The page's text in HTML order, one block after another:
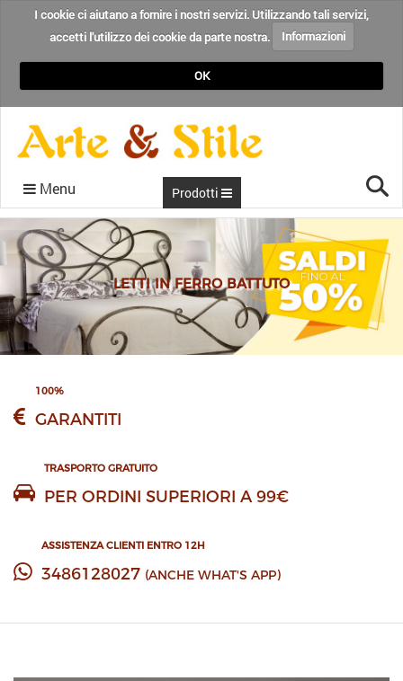
I cookie ci aiutano a fornire i nostri servizi. Utilizzando tali servizi,
accetti l'utilizzo dei cookie da parte nostra.
Informazioni
OK
Menu
HOME
CHI SIAMO
CONTATTI
BLOG
CONDIZIONI
RECENSIONI
Prodotti
LETTI IN FERRO BATTUTO
100%
GARANTITI
TRASPORTO GRATUITO
PER ORDINI SUPERIORI A 99€
ASSISTENZA CLIENTI ENTRO 12H
3486128027 (ANCHE WHAT'S APP)